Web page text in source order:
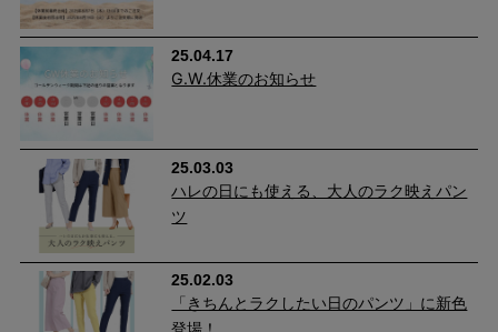
25.04.17
G.W.休業のお知らせ
25.03.03
ハレの日にも使える、大人のラク映えパン
ツ
25.02.03
「きちんとラクしたい日のパンツ」に新色
登場！